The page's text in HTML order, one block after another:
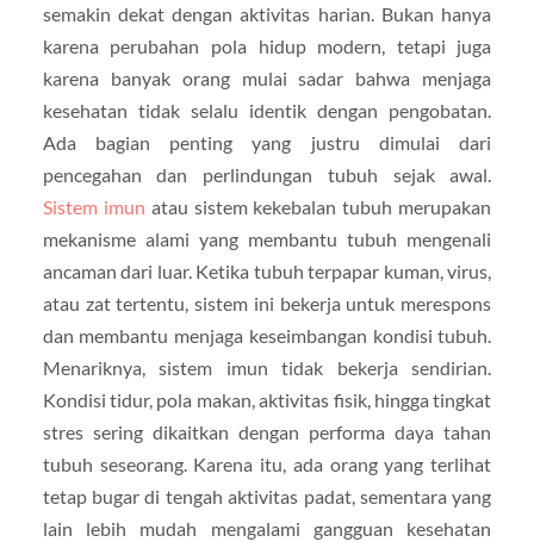
semakin dekat dengan aktivitas harian. Bukan hanya
karena perubahan pola hidup modern, tetapi juga
karena banyak orang mulai sadar bahwa menjaga
kesehatan tidak selalu identik dengan pengobatan.
Ada bagian penting yang justru dimulai dari
pencegahan dan perlindungan tubuh sejak awal.
Sistem imun atau sistem kekebalan tubuh merupakan
mekanisme alami yang membantu tubuh mengenali
ancaman dari luar. Ketika tubuh terpapar kuman, virus,
atau zat tertentu, sistem ini bekerja untuk merespons
dan membantu menjaga keseimbangan kondisi tubuh.
Menariknya, sistem imun tidak bekerja sendirian.
Kondisi tidur, pola makan, aktivitas fisik, hingga tingkat
stres sering dikaitkan dengan performa daya tahan
tubuh seseorang. Karena itu, ada orang yang terlihat
tetap bugar di tengah aktivitas padat, sementara yang
lain lebih mudah mengalami gangguan kesehatan